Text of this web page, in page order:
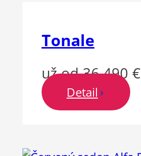
Tonale
už od 36 490 €
Detail